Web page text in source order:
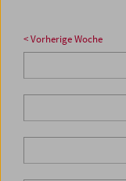
< Vorherige Woche